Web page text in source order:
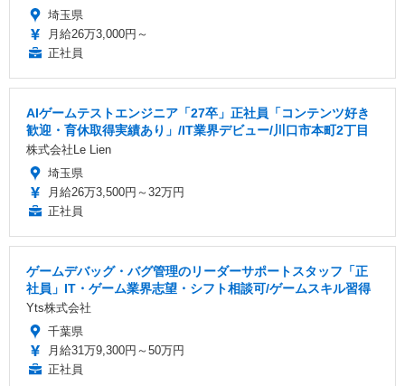
埼玉県
月給26万3,000円～
正社員
AIゲームテストエンジニア「27卒」正社員「コンテンツ好き
歓迎・育休取得実績あり」/IT業界デビュー/川口市本町2丁目
株式会社Le Lien
埼玉県
月給26万3,500円～32万円
正社員
ゲームデバッグ・バグ管理のリーダーサポートスタッフ「正
社員」IT・ゲーム業界志望・シフト相談可/ゲームスキル習得
Yts株式会社
千葉県
月給31万9,300円～50万円
正社員